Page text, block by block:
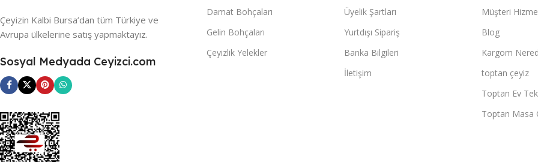
Çeyizin Kalbi Bursa’dan tüm Türkiye ve
Avrupa ülkelerine satış yapmaktayız.
Sosyal Medyada Ceyizci.com
Damat Bohçaları
Gelin Bohçaları
Çeyizlik Yelekler
Üyelik Şartları
Yurtdışı Sipariş
Banka Bilgileri
İletişim
Müşteri
Blog
Kargom
toptan çeyiz
Toptan Ev
Toptan Masa